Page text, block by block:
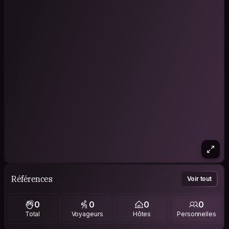
Références Voir tout
0
Total
0
Voyageurs
0
Hôtes
0
Personnelles